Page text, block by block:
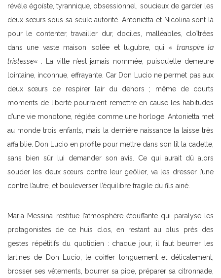
révèle égoïste, tyrannique, obsessionnel, soucieux de garder les
deux sœurs sous sa seule autorité. Antonietta et Nicolina sont là
pour le contenter, travailler dur, dociles, malléables, cloîtrées
dans une vaste maison isolée et lugubre, qui « transpire la
tristesse« . La ville n’est jamais nommée, puisqu’elle demeure
lointaine, inconnue, effrayante. Car Don Lucio ne permet pas aux
deux sœurs de respirer l’air du dehors ; même de courts
moments de liberté pourraient remettre en cause les habitudes
d’une vie monotone, réglée comme une horloge. Antonietta met
au monde trois enfants, mais la dernière naissance la laisse très
affaiblie. Don Lucio en profite pour mettre dans son lit la cadette,
sans bien sûr lui demander son avis. Ce qui aurait dû alors
souder les deux sœurs contre leur geôlier, va les dresser l’une
contre l’autre, et bouleverser l’équilibre fragile du fils ainé.
Maria Messina restitue l’atmosphère étouffante qui paralyse les
protagonistes de ce huis clos, en restant au plus près des
gestes répétitifs du quotidien : chaque jour, il faut beurrer les
tartines de Don Lucio, le coiffer longuement et délicatement,
brosser ses vêtements, bourrer sa pipe, préparer sa citronnade,